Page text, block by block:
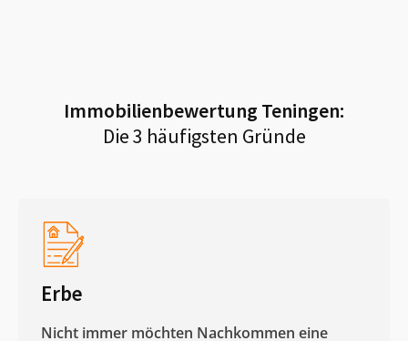
Immobilienbewertung Teningen:
Die 3 häufigsten Gründe
Erbe
Nicht immer möchten Nachkommen eine